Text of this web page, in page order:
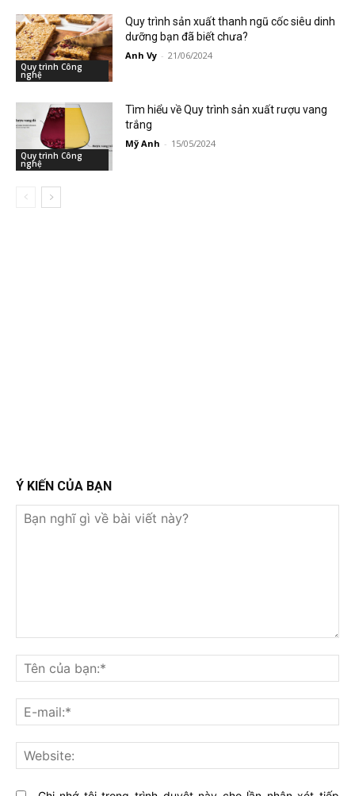
Quy trình Công
nghệ
Quy trình sản xuất thanh ngũ cốc siêu dinh
dưỡng bạn đã biết chưa?
Anh Vy - 21/06/2024
Quy trình Công
nghệ
Tìm hiểu về Quy trình sản xuất rượu vang
trắng
Mỹ Anh - 15/05/2024
Ý KIẾN CỦA BẠN
nghĩ
gì
về
bài
viết
này?